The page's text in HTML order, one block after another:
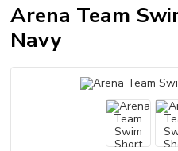
Arena Team
Navy